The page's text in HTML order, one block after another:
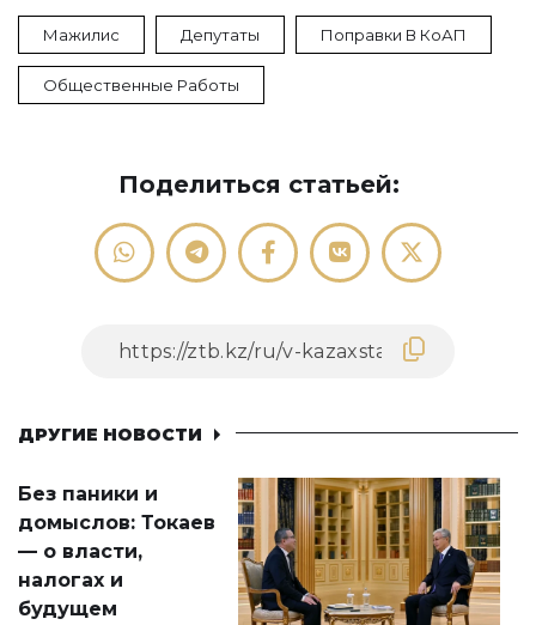
Мажилис Депутаты Поправки В КоАП
Общественные Работы
Поделиться статьей:
ДРУГИЕ НОВОСТИ
Без паники и
домыслов: Токаев
— о власти,
налогах и
будущем